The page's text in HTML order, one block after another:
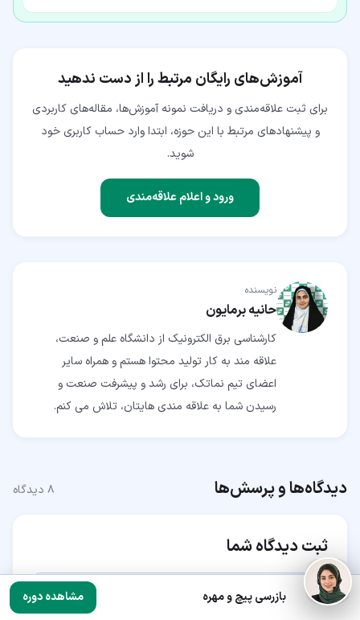
آموزش‌های رایگان مرتبط را از دست ندهید
برای ثبت علاقه‌مندی و دریافت نمونه آموزش‌ها، مقاله‌های کاربردی
و پیشنهادهای مرتبط با این حوزه، ابتدا وارد حساب کاربری خود
شوید.
ورود و اعلام علاقه‌مندی
نویسنده
حانیه برمایون
کارشناسی برق الکترونیک از دانشگاه علم و صنعت،
علاقه مند به کار تولید محتوا هستم و همراه سایر
اعضای تیم نماتک، برای رشد و پیشرفت صنعت و
رسیدن شما به علاقه مندی هایتان، تلاش می کنم.
دیدگاه‌ها و پرسش‌ها ۸ دیدگاه
ثبت دیدگاه شما
بازرسی پیچ و مهره مشاهده دوره